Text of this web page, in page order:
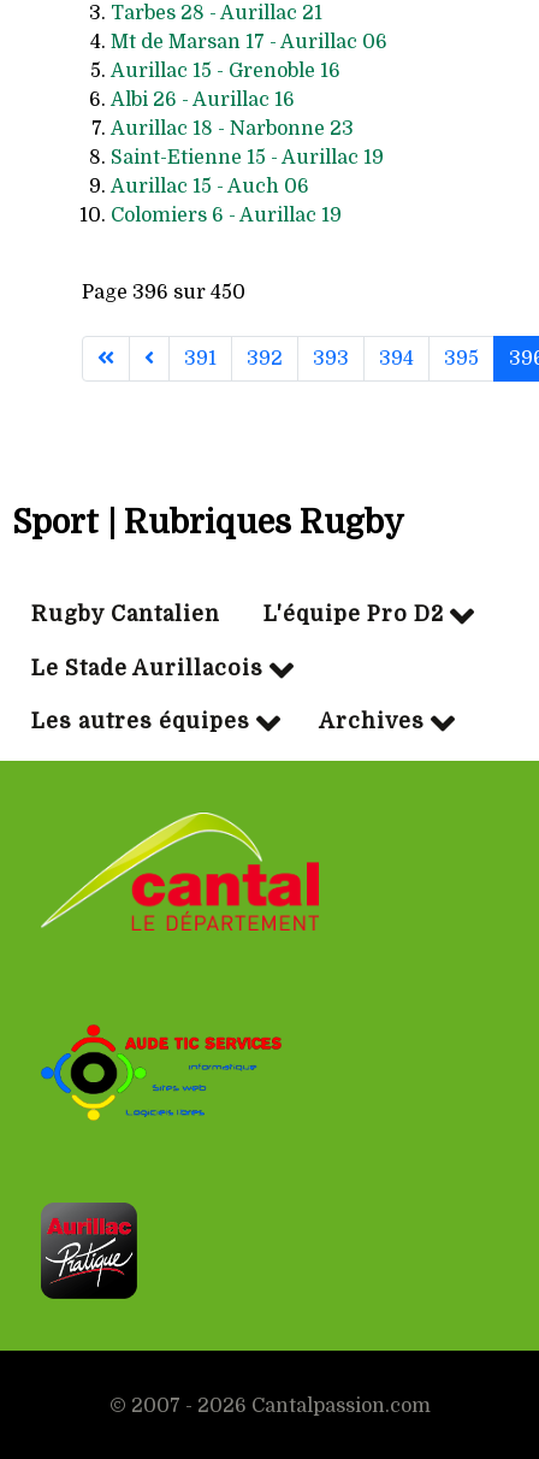
Tarbes 28 - Aurillac 21
Mt de Marsan 17 - Aurillac 06
Aurillac 15 - Grenoble 16
Albi 26 - Aurillac 16
Aurillac 18 - Narbonne 23
Saint-Etienne 15 - Aurillac 19
Aurillac 15 - Auch 06
Colomiers 6 - Aurillac 19
Page 396 sur 450
391 392 393 394 395
Sport | Rubriques Rugby
Rugby Cantalien L'équipe Pro D2
Le Stade Aurillacois
Les autres équipes Archives
© 2007 - 2026 Cantalpassion.com